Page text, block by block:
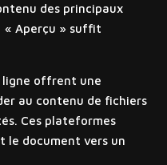
des principaux
« Aperçu » suffit
ligne offrent une
au contenu de fichiers
Ces plateformes
le document vers un